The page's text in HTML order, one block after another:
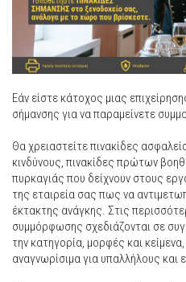
Εάν είστε κάτοχος μιας
σήμανσης για να παραμείνετε
Θα χρειαστείτε πινακίδες
κινδύνους, πινακίδες πρώτων
πυρκαγιάς που δείχνουν στους
της εταιρεία σας πως να
έκτακτης ανάγκης. Στις
συμμόρφωσης σχεδιάζονται σε
την κατηγορία, μορφές και
αναγνωρίσιμα για υπαλλήλους και